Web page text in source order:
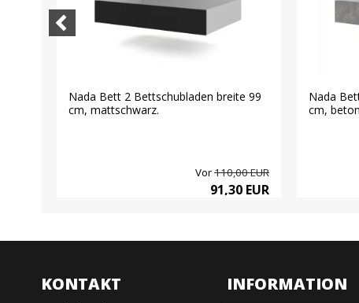
Nada Bett 2 Bettschubladen breite 99
cm, mattschwarz.
Vor110,00 EUR
91,30 EUR
Nada
cm,
KONTAKT INFORMATION